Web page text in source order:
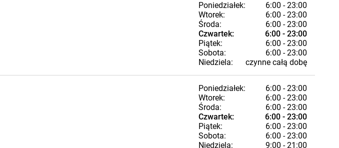
Poniedziałek:
6:00 - 23:00
Wtorek:
6:00 - 23:00
Środa:
6:00 - 23:00
Czwartek:
6:00 - 23:00
Piątek:
6:00 - 23:00
Sobota:
6:00 - 23:00
Niedziela:
czynne całą dobę
Poniedziałek:
6:00 - 23:00
Wtorek:
6:00 - 23:00
Środa:
6:00 - 23:00
Czwartek:
6:00 - 23:00
Piątek:
6:00 - 23:00
Sobota:
6:00 - 23:00
Niedziela:
9:00 - 21:00